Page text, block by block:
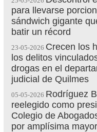
para llevarse
sándwich gigante
batir un récord
23-05-2026 Crecen los
los delitos
drogas en el
judicial de Quilmes
05-05-2026 Rodríguez
reelegido como
Colegio de
por amplísima